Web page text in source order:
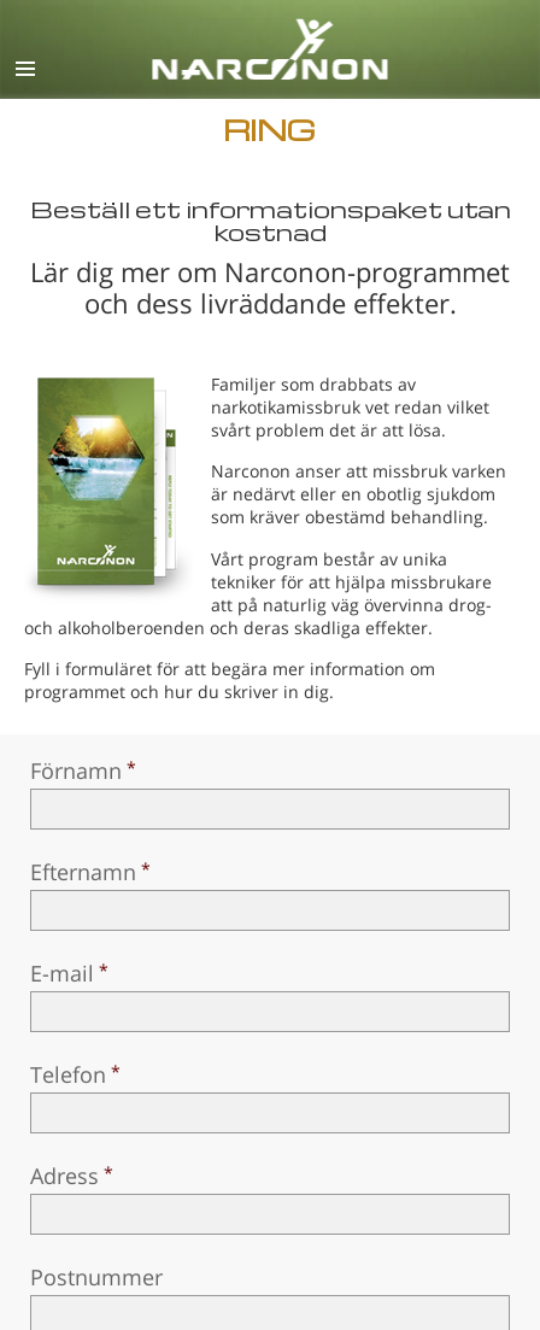
Dansk
Español
Hebreiska
Italiano
Japanska
Makedonska
Nederlands
Norsk
Portuguès
Ryska
Alla regioner/språk
RING
Beställ ett informationspaket utan
kostnad
Lär dig mer om Narconon-programmet
och dess livräddande effekter.
Familjer som drabbats av
narkotikamissbruk vet redan vilket
svårt problem det är att lösa.
Narconon anser att missbruk varken
är nedärvt eller en obotlig sjukdom
som kräver obestämd behandling.
Vårt program består av unika
tekniker för att hjälpa missbrukare
att på naturlig väg övervinna drog-
och alkoholberoenden och deras skadliga effekter.
Fyll i formuläret för att begära mer information om
programmet och hur du skriver in dig.
Förnamn
Efternamn
E-mail
Telefon
Adress
Postnummer